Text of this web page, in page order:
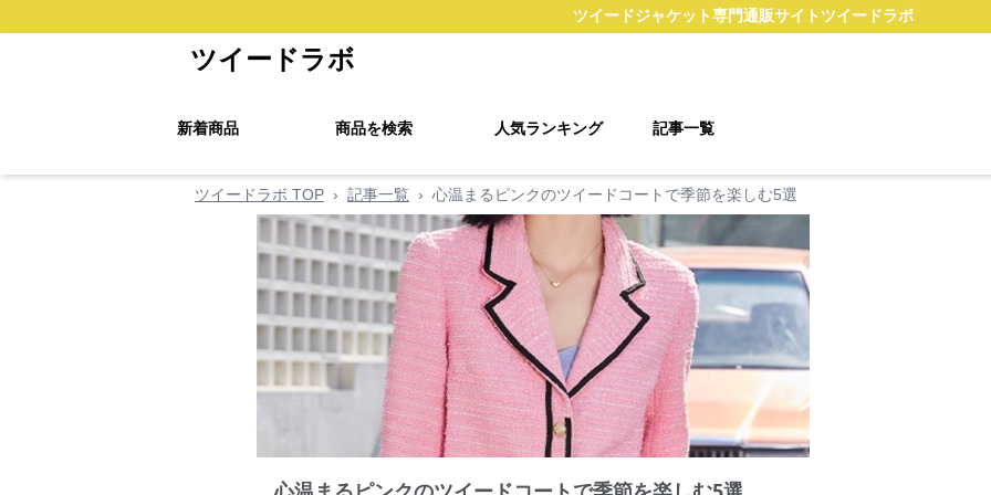
ツイードジャケット専門通販サイト ツイードラボ
ツイードラボ
新着商品 商品を検索 人気ランキング 記事一覧
ツイードラボ TOP › 記事一覧 › 心温まるピンクのツイードコートで季節を楽しむ5選